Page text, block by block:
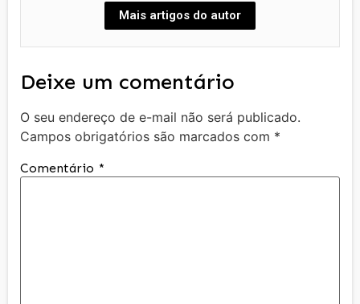
Mais artigos do autor
Deixe um comentário
O seu endereço de e-mail não será publicado.
Campos obrigatórios são marcados com *
Comentário *